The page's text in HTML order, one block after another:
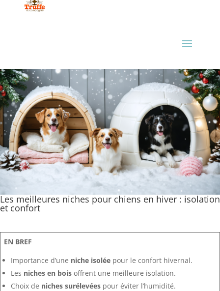
Les meilleures niches pour chiens en hiver : isolation
et confort
EN BREF
Importance d’une niche isolée pour le confort hivernal.
Les niches en bois offrent une meilleure isolation.
Choix de niches surélevées pour éviter l’humidité.